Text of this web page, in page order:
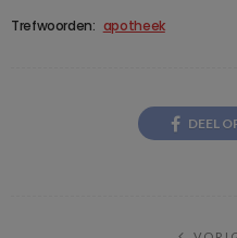
Trefwoorden: apotheek
DEEL